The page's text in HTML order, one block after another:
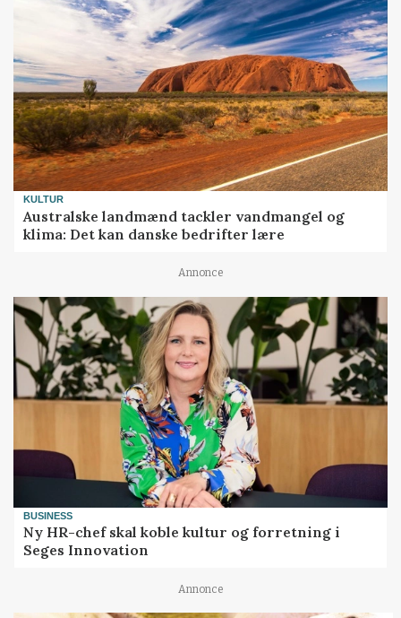
KULTUR
Australske landmænd tackler vandmangel og
klima: Det kan danske bedrifter lære
Annonce
BUSINESS
Ny HR-chef skal koble kultur og forretning i
Seges Innovation
Annonce